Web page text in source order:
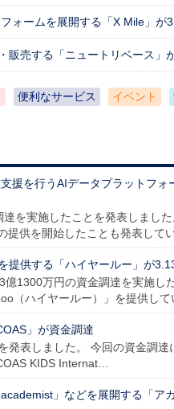
ォームを展開する「X Mile」が
販売する「ニュートリベース」
便利なサービス イベント
援を行うAIデータプラットフォ
を実施したことを発表しまし
提供を開始したことも発表して
提供する「ハイヤールー」が
1300万円の資金調達を実施し
（ハイヤールー）」を提供し
」が資金調達
発表しました。 今回の資金調
KIDS Internat…
」などを展開する「ア